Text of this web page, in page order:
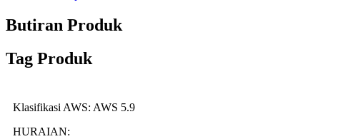
Butiran Produk
Tag Produk
Klasifikasi AWS: AWS 5.9
HURAIAN: